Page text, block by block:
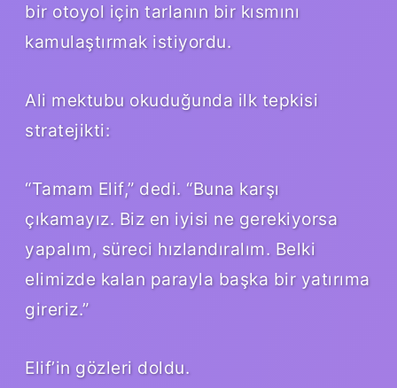
bir otoyol için tarlanın bir kısmını
kamulaştırmak istiyordu.
Ali mektubu okuduğunda ilk tepkisi
stratejikti:
“Tamam Elif,” dedi. “Buna karşı
çıkamayız. Biz en iyisi ne gerekiyorsa
yapalım, süreci hızlandıralım. Belki
elimizde kalan parayla başka bir yatırıma
gireriz.”
Elif’in gözleri doldu.